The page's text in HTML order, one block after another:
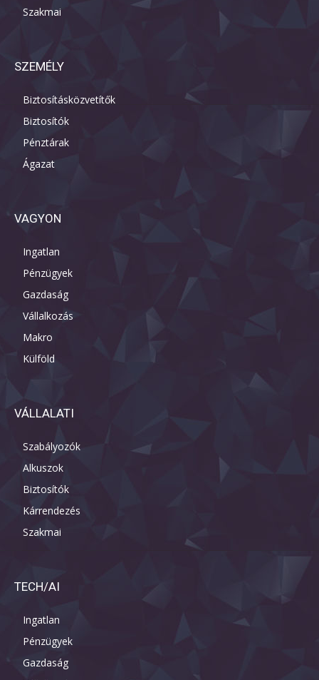
Szakmai
SZEMÉLY
Biztosításközvetítők
Biztosítók
Pénztárak
Ágazat
VAGYON
Ingatlan
Pénzügyek
Gazdaság
Vállalkozás
Makro
Külföld
VÁLLALATI
Szabályozók
Alkuszok
Biztosítók
Kárrendezés
Szakmai
TECH/AI
Ingatlan
Pénzügyek
Gazdaság